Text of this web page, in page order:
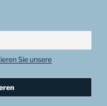
Sie unsere